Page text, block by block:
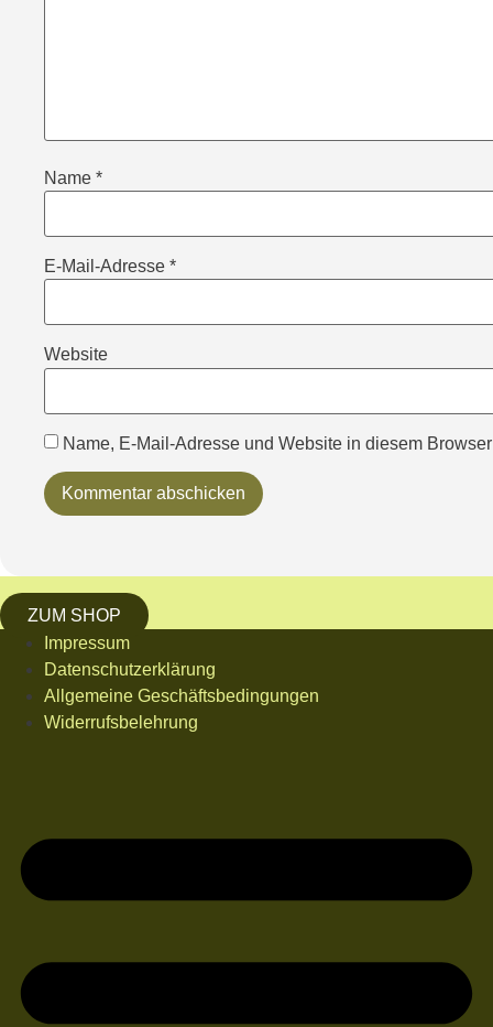
Name *
E-Mail-Adresse *
Website
Name, E-Mail-Adresse und Website in diesem
ZUM SHOP
Impressum
Datenschutzerklärung
Allgemeine Geschäftsbedingungen
Widerrufsbelehrung